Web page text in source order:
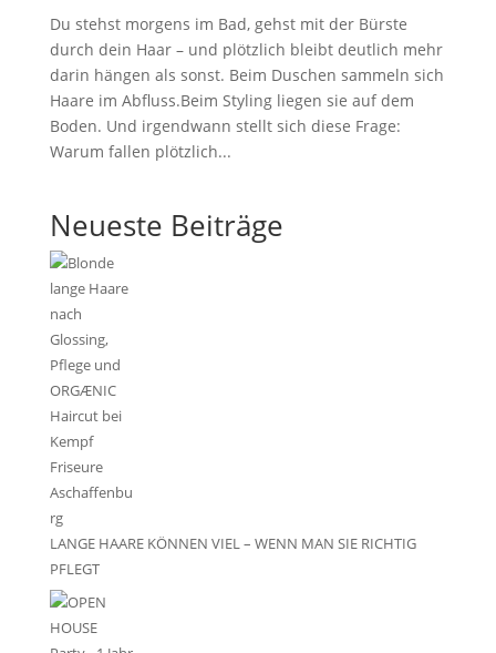
Du stehst morgens im Bad, gehst mit der Bürste
durch dein Haar – und plötzlich bleibt deutlich mehr
darin hängen als sonst. Beim Duschen sammeln sich
Haare im Abfluss.Beim Styling liegen sie auf dem
Boden. Und irgendwann stellt sich diese Frage:
Warum fallen plötzlich...
Neueste Beiträge
LANGE HAARE KÖNNEN VIEL – WENN MAN SIE RICHTIG
PFLEGT